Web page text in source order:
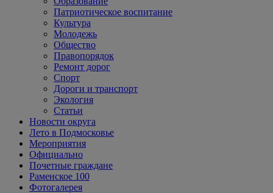
Патриотическое воспитание
Культура
Молодежь
Общество
Правопорядок
Ремонт дорог
Спорт
Дороги и транспорт
Экология
Статьи
Новости округа
Лето в Подмосковье
Мероприятия
Официально
Почетные граждане
Раменское 100
Фотогалерея